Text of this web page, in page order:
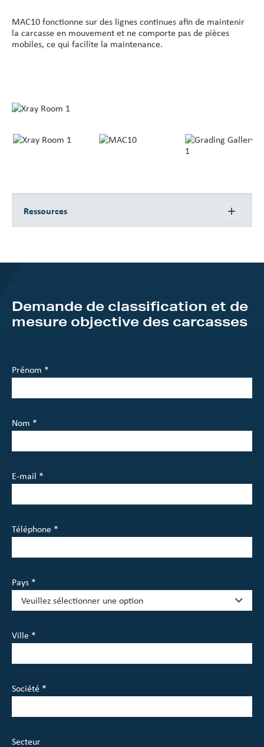
MAC10 fonctionne sur des lignes continues afin de maintenir
la carcasse en mouvement et ne comporte pas de pièces
mobiles, ce qui facilite la maintenance.
Ressources
Brochure X Ray Grading EN
Brochure MAC10 EN
Brochure DEXA Beef EN
Demande de classification et de
mesure objective des carcasses
Prénom *
Nom *
E-mail *
Téléphone *
Pays *
Ville *
Société *
Secteur